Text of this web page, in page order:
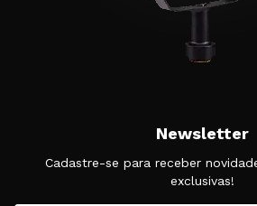
Newsletter
Cadastre-se para receber
exclusivas!